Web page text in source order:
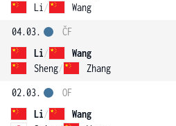
Li / Wang
04.03.
Li/
Wang
Sheng/ Zhang
ČF
02.03.
Li/
Wang
OF